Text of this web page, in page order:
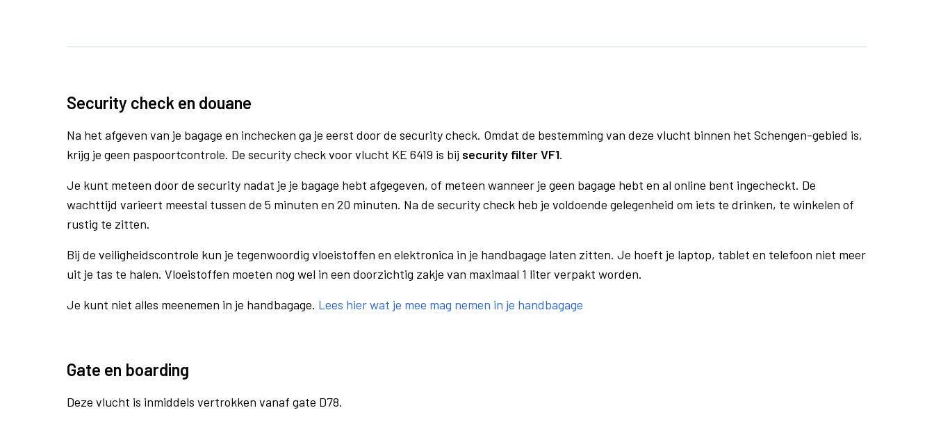
Security check en douane
Na het afgeven van je bagage en inchecken ga je eerst door de security check. Omdat de bestemming van deze vlucht binnen het Schengen-gebied is,
krijg je geen paspoortcontrole. De security check voor vlucht KE 6419 is bij security filter VF1.
Je kunt meteen door de security nadat je je bagage hebt afgegeven, of meteen wanneer je geen bagage hebt en al online bent ingecheckt. De
wachttijd varieert meestal tussen de 5 minuten en 20 minuten. Na de security check heb je voldoende gelegenheid om iets te drinken, te winkelen of
rustig te zitten.
Bij de veiligheidscontrole kun je tegenwoordig vloeistoffen en elektronica in je handbagage laten zitten. Je hoeft je laptop, tablet en telefoon niet meer
uit je tas te halen. Vloeistoffen moeten nog wel in een doorzichtig zakje van maximaal 1 liter verpakt worden.
Je kunt niet alles meenemen in je handbagage. Lees hier wat je mee mag nemen in je handbagage
Gate en boarding
Deze vlucht is inmiddels vertrokken vanaf gate D78.